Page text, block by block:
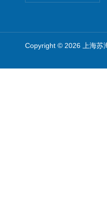
Copyright © 2026 上海苏